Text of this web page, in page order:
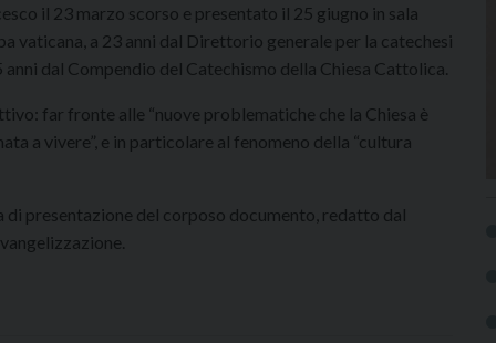
il 23 marzo scorso e presentato il 25 giugno in sala
vaticana, a 23 anni dal Direttorio generale per la catechesi
anni dal Compendio del Catechismo della Chiesa Cattolica.
far fronte alle “nuove problematiche che la Chiesa è
a vivere”, e in particolare al fenomeno della “cultura
presentazione del corposo documento, redatto dal